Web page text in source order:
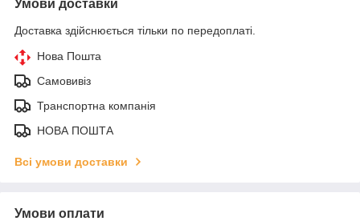
Умови доставки
Доставка здійснюється тільки по передоплаті.
Нова Пошта
Самовивіз
Транспортна компанія
НОВА ПОШТА
Всі умови доставки
Умови оплати